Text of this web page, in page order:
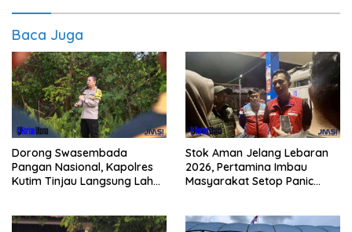
Baca Juga
Dorong Swasembada
Pangan Nasional, Kapolres
Kutim Tinjau Langsung Lahan
Stok Aman Jelang Lebaran
2026, Pertamina Imbau
Masyarakat Setop Panic